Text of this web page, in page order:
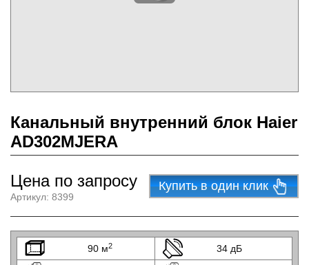
Канальный внутренний блок Haier
AD302MJERA
Цена по запросу
Артикул: 8399
Купить в один клик
90 м2 34 дБ